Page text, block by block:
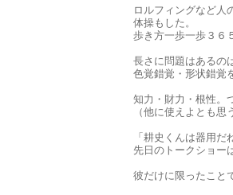
ロルフィングなど人
体操もした。
歩き方一歩一歩３６
長さに問題はあるの
色覚錯覚・形状錯覚
知力・財力・根性。
（他に使えよとも思
「耕史くんは器用
先日のトークショー
彼だけに限ったこと